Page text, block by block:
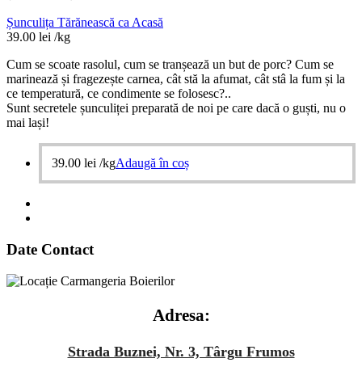
Șunculița Tărănească ca Acasă
39.00 lei /kg
Cum se scoate rasolul, cum se tranșează un but de porc? Cum se
marinează și fragezește carnea, cât stă la afumat, cât stâ la fum și la
ce temperatură, ce condimente se folosesc?..
Sunt secretele șunculiței preparată de noi pe care dacă o guști, nu o
mai lași!
39.00 lei /kgAdaugă în coș
Date Contact
Adresa:
Strada Buznei, Nr. 3, Târgu Frumos